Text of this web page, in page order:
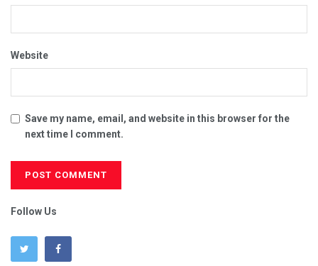
Website
Save my name, email, and website in this browser for the
next time I comment.
Follow Us